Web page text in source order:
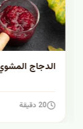
الدجاج المشوي
20 دقيقة